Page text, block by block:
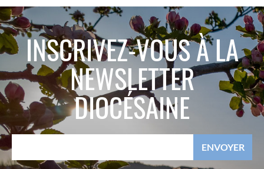
INSCRIVEZ-VOUS À LA
NEWSLETTER
DIOCÉSAINE